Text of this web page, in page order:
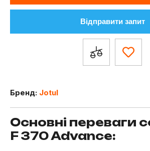
Відправити запит
Бренд: Jotul
Основні переваги
F 370 Advance: